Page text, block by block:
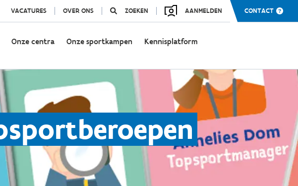
VACATURES OVER ONS ZOEKEN AANMELDEN CONTACT
Onze centra Onze sportkampen Kennisplatform